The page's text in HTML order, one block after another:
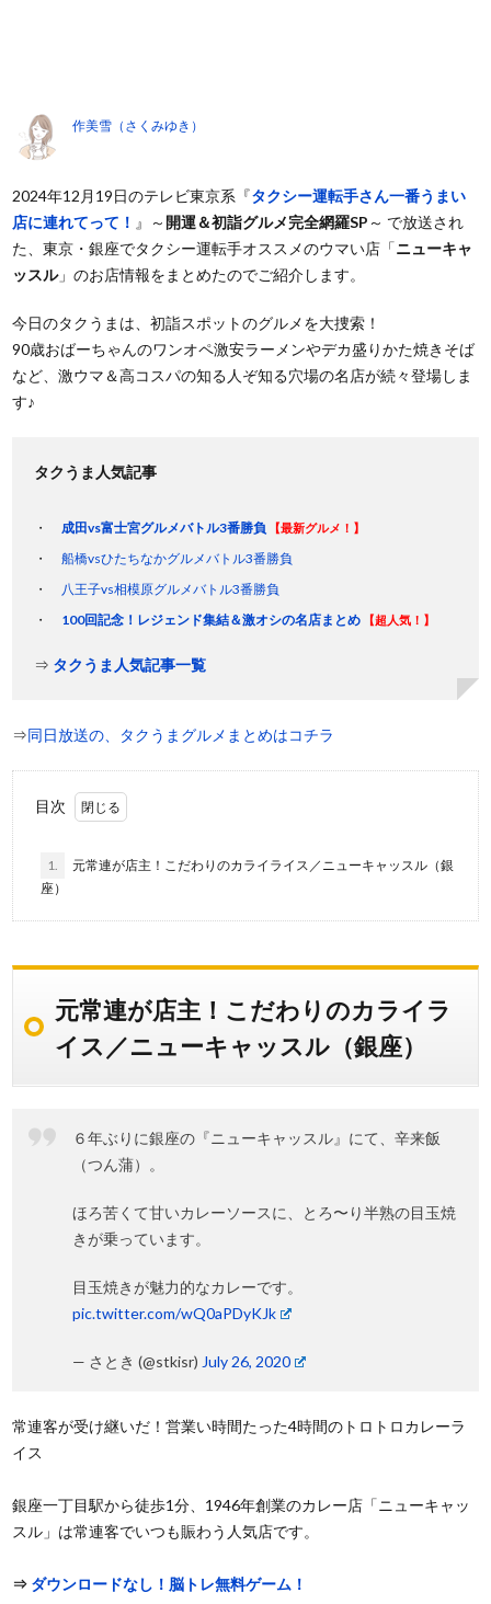
作美雪（さくみゆき）
2024年12月19日のテレビ東京系『タクシー運転手さん一番うまい
店に連れてって！ 』～ 開運＆初詣グルメ完全網羅SP ～ で放送され
た、東京・銀座でタクシー運転手オススメのウマい店「ニューキャ
ッスル」のお店情報をまとめたのでご紹介します。
今日のタクうまは、初詣スポットのグルメを大捜索！
90歳おばーちゃんのワンオペ激安ラーメンやデカ盛りかた焼きそば
など、激ウマ＆高コスパの知る人ぞ知る穴場の名店が続々登場しま
す♪
タクうま人気記事
成田vs富士宮グルメバトル3番勝負 【最新グルメ！】
船橋vsひたちなかグルメバトル3番勝負
八王子vs相模原グルメバトル3番勝負
100回記念！レジェンド集結＆激オシの名店まとめ
【超人気！】
⇒ タクうま人気記事一覧
⇒同日放送の、タクうまグルメまとめはコチラ
目次
1.
元常連が店主！こだわりのカライライス／ニューキャッスル（銀
座）
元常連が店主！こだわりのカライラ
イス／ニューキャッスル（銀座）
６年ぶりに銀座の『ニューキャッスル』にて、辛来飯
（つん蒲）。
ほろ苦くて甘いカレーソースに、とろ〜り半熟の目玉焼
きが乗っています。
目玉焼きが魅力的なカレーです。
pic.twitter.com/wQ0aPDyKJk
— さとき (@stkisr) July 26, 2020
常連客が受け継いだ！営業い時間たった4時間のトロトロカレーラ
イス
銀座一丁目駅から徒歩1分、1946年創業のカレー店「ニューキャッ
スル」は常連客でいつも賑わう人気店です。
⇒ ダウンロードなし！脳トレ無料ゲーム！